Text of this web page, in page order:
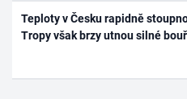
Teploty v Česku rapidně
Tropy však brzy utnou silné